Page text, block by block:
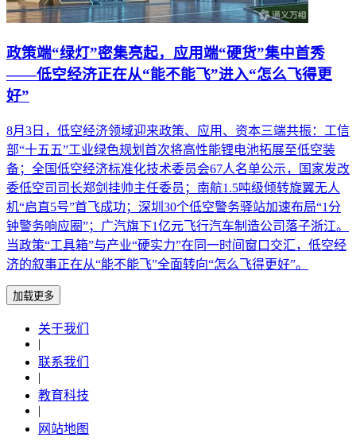
政策端“绿灯”密集亮起，应用端“硬货”集中首秀
——低空经济正在从“能不能飞”进入“怎么飞得更
好”
8月3日，低空经济领域迎来政策、应用、资本三端共振：工信
部“十五五”工业绿色规划首次将高性能锂电池拓展至低空装
备；全国低空经济标准化技术委员会67人名单公示，国家发改
委低空司司长郑剑挂帅主任委员；南航1.5吨级倾转旋翼无人
机“启直5号”首飞成功；深圳30个低空警务驿站加速布局“1分
钟警务响应圈”；广汽旗下1亿元飞行汽车制造公司落子浙江。
当政策“工具箱”与产业“硬实力”在同一时间窗口交汇，低空经
济的叙事正在从“能不能飞”全面转向“怎么飞得更好”。
加载更多
关于我们
|
联系我们
|
教育科技
|
网站地图